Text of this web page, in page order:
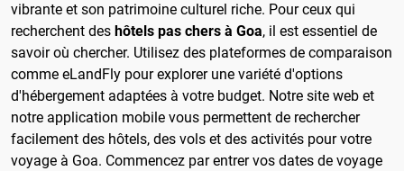
vibrante et son patrimoine culturel riche. Pour ceux qui
recherchent des hôtels pas chers à Goa, il est essentiel de
savoir où chercher. Utilisez des plateformes de comparaison
comme eLandFly pour explorer une variété d'options
d'hébergement adaptées à votre budget. Notre site web et
notre application mobile vous permettent de rechercher
facilement des hôtels, des vols et des activités pour votre
voyage à Goa. Commencez par entrer vos dates de voyage